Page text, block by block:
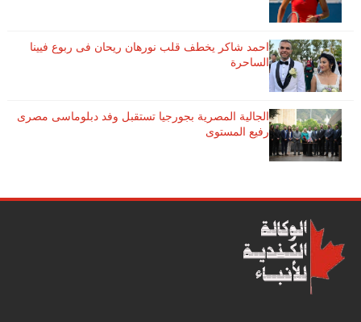
احمد شاكر يخطف قلب نورهان ريحان فى ربوع فيينا
الساحرة
الجالية المصرية بجورجيا تستقبل وفد دبلوماسى مصرى
رفيع المستوى